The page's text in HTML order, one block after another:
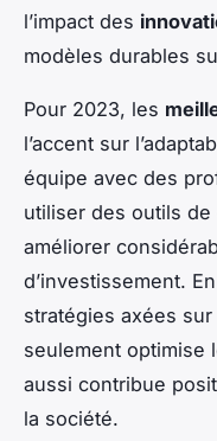
l’impact des
modèles durables
Pour 2023, les
l’accent sur
équipe avec des
utiliser des outils
améliorer
d’investissement.
stratégies axées
seulement optimise
aussi contribue
la société.